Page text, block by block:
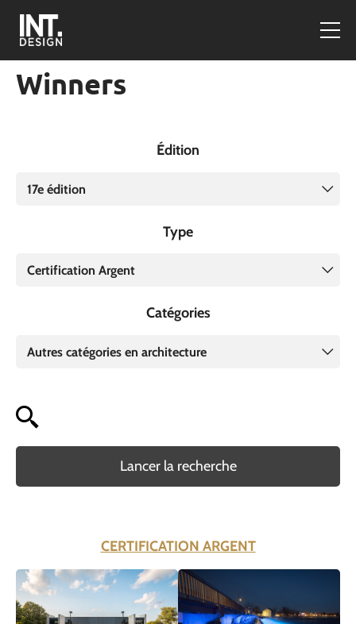
Winners
Édition
17e édition
Type
Certification Argent
Catégories
Autres catégories en architecture
Lancer la recherche
CERTIFICATION ARGENT